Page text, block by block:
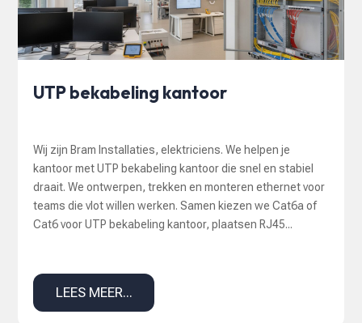
UTP bekabeling kantoor
Wij zijn Bram Installaties, elektriciens. We helpen je
kantoor met UTP bekabeling kantoor die snel en stabiel
draait. We ontwerpen, trekken en monteren ethernet voor
teams die vlot willen werken. Samen kiezen we Cat6a of
Cat6 voor UTP bekabeling kantoor, plaatsen RJ45...
LEES MEER...